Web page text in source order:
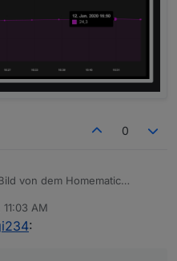
0
von dem Homematic
AM
: